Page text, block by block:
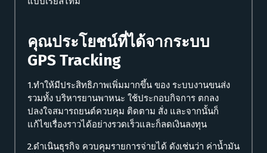
คุณประโยชน์ที่ได้จากระบบ
GPS Tracking
1.ทำให้มีประสิทธิภาพเพิ่มมากขึ้น ของ ระบบงานขนส่ง
รวมทั้ง บริหารยานพาหนะ ใช้ประกอบกิจการ ตกลง
ปลงใจสมารถยนต์ควบคุม ติดตาม สั่ง และจากนั้นก็
แก้ไขเรื่องราวได้อย่างรวดเร็วและก็ลดเงินลงทุน
2.ดำเนินธุรกิจ ควบคุมรายการจ่ายได้ ดังเช่นว่า ค่าน้ำมัน